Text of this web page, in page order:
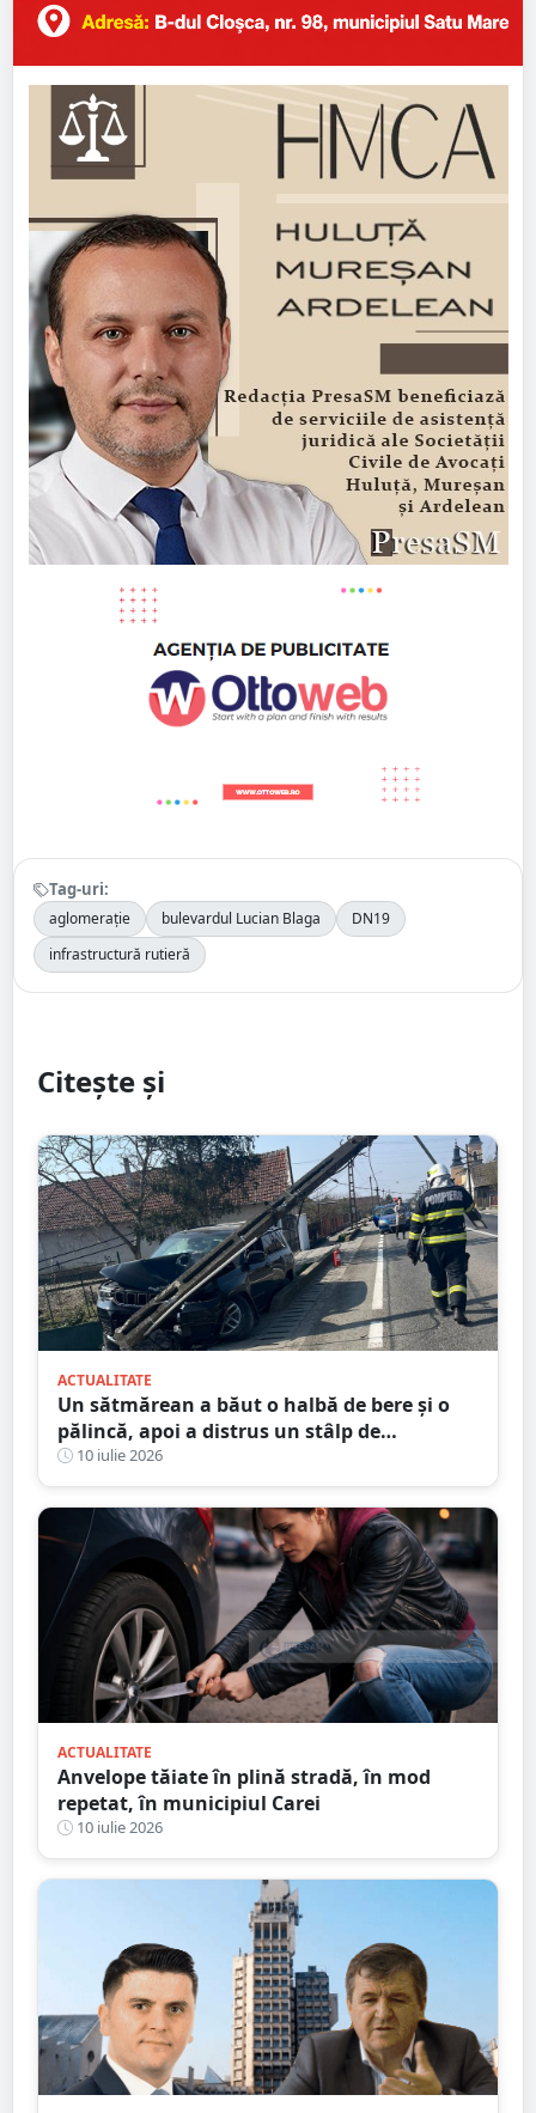
Tag-uri:
aglomerație bulevardul Lucian Blaga
DN19
infrastructură rutieră
Citește și
ACTUALITATE
Un sătmărean a băut o halbă de bere și o
pălincă, apoi a distrus un stâlp de
electricitate
10 iulie 2026
ACTUALITATE
Anvelope tăiate în plină stradă, în mod
repetat, în municipiul Carei
10 iulie 2026